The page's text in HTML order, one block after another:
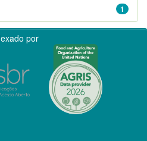
1
por